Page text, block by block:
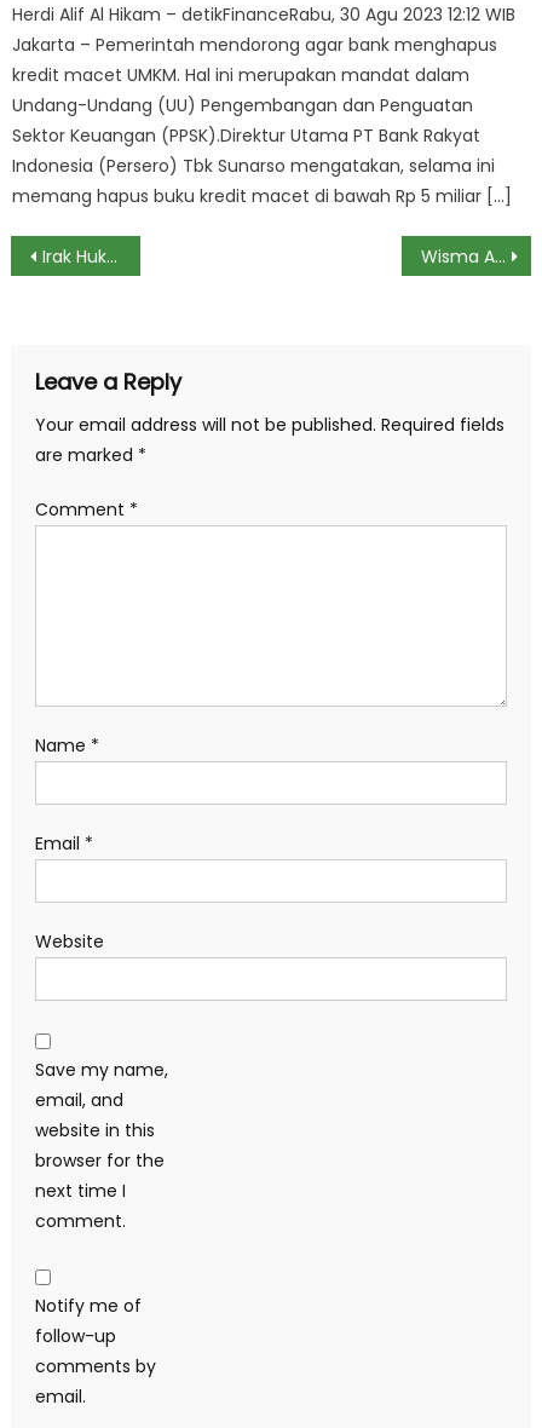
Herdi Alif Al Hikam – detikFinanceRabu, 30 Agu 2023 12:12 WIB
Jakarta – Pemerintah mendorong agar bank menghapus
kredit macet UMKM. Hal ini merupakan mandat dalam
Undang-Undang (UU) Pengembangan dan Penguatan
Sektor Keuangan (PPSK).Direktur Utama PT Bank Rakyat
Indonesia (Persero) Tbk Sunarso mengatakan, selama ini
memang hapus buku kredit macet di bawah Rp 5 miliar […]
Post
Irak Hukum Gantung 11 Orang Terkait Terorisme Wisma Atlet Kemayoran Direnovasi, Pagar Rusak hingga Ditumbuhi Semak Belukar
Leave a Reply
Your email address will not be published. Required fields
are marked *
Comment *
Name *
Email *
Website
Save my name,
email, and
website in this
browser for the
next time I
comment.
Notify me of
follow-up
comments by
email.